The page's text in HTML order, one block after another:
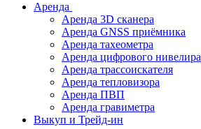
Нивелиры
Теодолиты
Трассоискатели
Неразрушающий
контроль
Аксессуары
Аренда
Аренда 3D сканера
Аренда GNSS приёмника
Аренда тахеометра
Аренда цифрового нивелира
Аренда трассоискателя
Аренда тепловизора
Аренда ПВП
Аренда гравиметра
Выкуп и Трейд-ин